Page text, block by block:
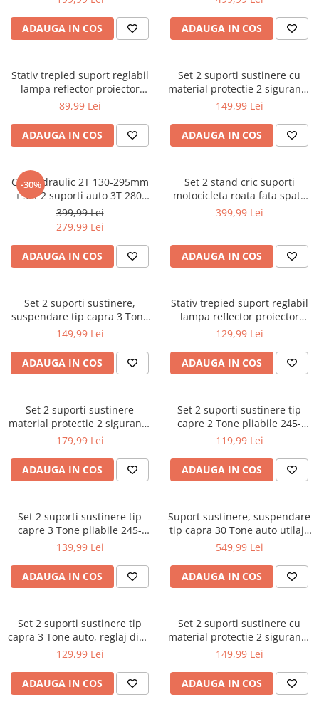
Nivela Laser
Polizoare
De banc
Unghiulare/drepte
PPR lipire taiere
Prelungitoare curent
Redresoare/robot pornire/starter
Stabilizatoare curent AVR
Sudura / taiere
Accesorii / consumabile sudura
Aparat taiat cu plasma
Aparate sudura
Masca de sudura
UPS Sursa curent
Vibrator beton
Frana
Bercuit conducte
Presa etrier
Trusa completa
Magnet recuperator
Pistol impact
Pistol electric
Pistol pneumatic
Polish auto
Pompa extras lichide
Rampa
Scule hidraulice
Accesorii/piese hidraulice
Cilindru hidraulic
Cricuri
Macarale
Scule pentru gresat
Suport motor
Suporti
Testere / masuratoare
ridcare
Truse diverse consumabile
Extras suruburi piulite
Extractoare
Reparatie anvelope
Reparatie completa filete
Tarozi si filiere
Menghine
Cu reglare in cruce
Menghina fixare
Simple rotative
Montat panouri rigips OSB
Pompe manuale
Scule pentru gresat
Scule pentru instalatori
Scule pentru lemn
Truse scule
ADAUGA IN COS ADAUGA IN COS
Stativ trepied suport reglabil
lampa reflector proiector
dublu (V87540)
89,99 Lei
ADAUGA IN COS
Set 2 suporti sustinere cu
material protectie 2 sigurante
suspendare tip capra 3 Tone
(S10761)
149,99 Lei
ADAUGA IN COS
-30%
Cric hidraulic 2T 130-295mm
+ set 2 suporti auto 3T 280-
420mm (2T+3T)
399,99 Lei
279,99 Lei
ADAUGA IN COS
Set 2 stand cric suporti
motocicleta roata fata spate
(1803)
399,99 Lei
ADAUGA IN COS
Set 2 suporti sustinere,
suspendare tip capra 3 Tone
auto, reglaj dinti (14311)
149,99 Lei
ADAUGA IN COS
Stativ trepied suport reglabil
lampa reflector proiector
dublu 1.52m (V87541)
129,99 Lei
ADAUGA IN COS
Set 2 suporti sustinere
material protectie 2 sigurante
tip capra 3 Tone auto, reglaj
179,99 Lei
ADAUGA IN COS
Set 2 suporti sustinere tip
capre 2 Tone pliabile 245-
365mm (V80090)
119,99 Lei
ADAUGA IN COS
Set 2 suporti sustinere tip
capre 3 Tone pliabile 245-
365mm (V80091)
139,99 Lei
ADAUGA IN COS
Suport sustinere, suspendare
tip capra 30 Tone auto utilaje
DISDG45 (BK90414)
549,99 Lei
ADAUGA IN COS
Set 2 suporti sustinere tip
capra 3 Tone auto, reglaj dinti
285-425mm (V80093)
129,99 Lei
ADAUGA IN COS
Set 2 suporti sustinere cu
material protectie 2 sigurante
suspendare tip capra 3 Tone
(TA248)
149,99 Lei
ADAUGA IN COS